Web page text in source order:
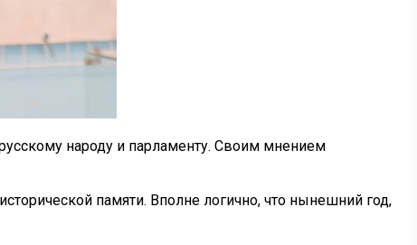
народу и парламенту. Своим мнением
памяти. Вполне логично, что нынешний год,